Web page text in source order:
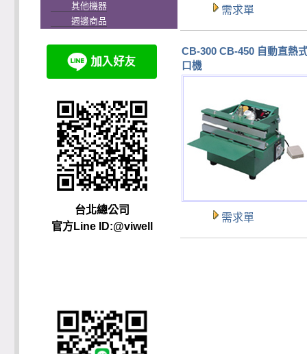
其他機器
週邊商品
台北總公司
官方Line ID:@viwell
需求單
CB-300 CB-450 自動直熱
口機
需求單